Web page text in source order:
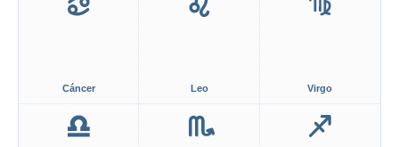
Cáncer Leo Virgo